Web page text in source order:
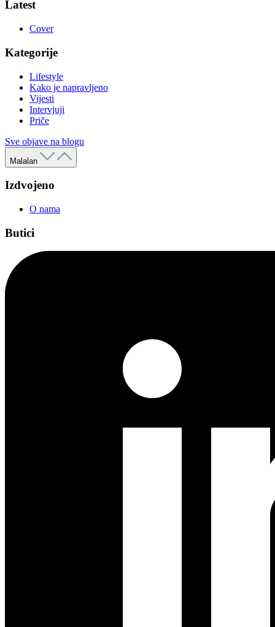
Latest
Cover
Kategorije
Lifestyle
Kako je napravljeno
Vijesti
Intervjuji
Priče
Sve objave na blogu
Malalan
Izdvojeno
O nama
Butici